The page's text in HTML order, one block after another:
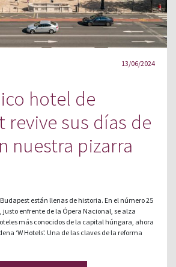
13/06/2024
hotel de
revive sus días de
nuestra pizarra
están llenas de historia. En el número 25
enfrente de la Ópera Nacional, se alza
más conocidos de la capital húngara, ahora
‘W Hotels’. Una de las claves de la reforma